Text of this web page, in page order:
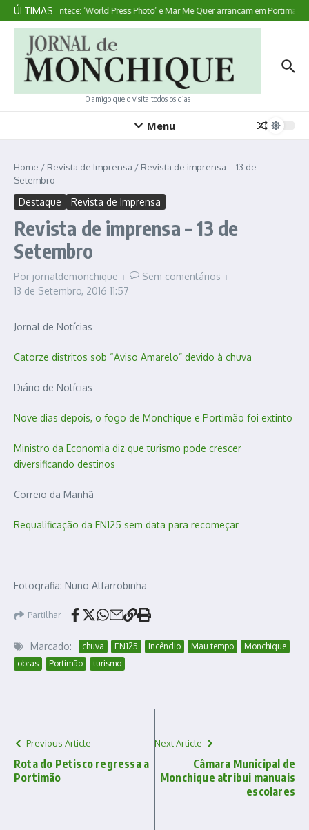
Ir para o conteúdo
ÚLTIMAS
Aqui Acontece: ‘World Press Photo’ e Mar Me Quer arrancam em Portimão
O amigo que o visita todos os dias
Menu
Home / Revista de Imprensa / Revista de imprensa – 13 de
Setembro
Destaque Revista de Imprensa
Revista de imprensa – 13 de
Setembro
Por jornaldemonchique
Sem comentários
13 de Setembro, 2016 11:57
Jornal de Notícias
Catorze distritos sob “Aviso Amarelo” devido à chuva
Diário de Notícias
Nove dias depois, o fogo de Monchique e Portimão foi extinto
Ministro da Economia diz que turismo pode crescer
diversificando destinos
Correio da Manhã
Requalificação da EN125 sem data para recomeçar
Fotografia: Nuno Alfarrobinha
Partilhar
Marcado: chuva EN125 Incêndio Mau tempo
Monchique
obras
Portimão turismo
Previous Article
Rota do Petisco regressa a
Portimão
Next Article
Câmara Municipal de
Monchique atribui manuais
escolares